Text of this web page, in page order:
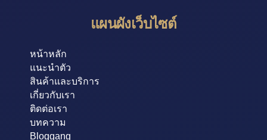
แผนผังเว็บไซต์
หน้าหลัก
แนะนำตัว
สินค้าและบริการ
เกี่ยวกับเรา
ติดต่อเรา
บทความ
Bloggang